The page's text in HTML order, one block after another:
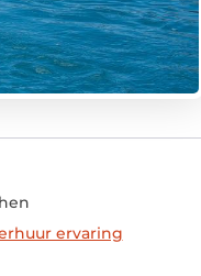
ervaring